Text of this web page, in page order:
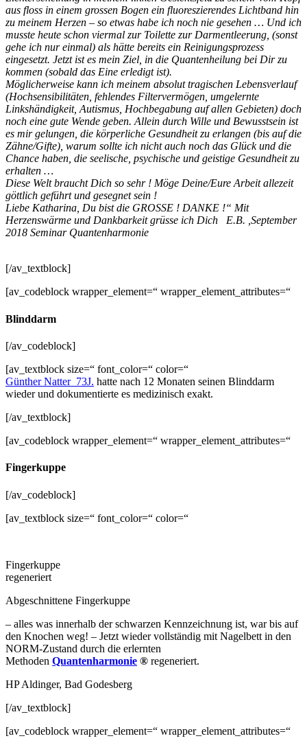
aus floss in einem grossen Bogen ein fluoreszierendes Lichtband hin
zu meinem Herzen – so etwas habe ich noch nie gesehen … Und ich
musste heute schon viermal zur Toilette zur Darmentleerung, (sonst
gehe ich nur einmal) als hätte bereits ein Reinigungsprozess
eingesetzt. Jetzt ist es mein Ziel, in die Quantenheilung bei Dir zu
kommen (sobald das Eine erledigt ist).
Möglicherweise kann ich meinem absolut tragischen Lebensverlauf
(Hochsensibilitäten, fehlendes Filtervermögen, umgelernte
Linkshändigkeit, Autismus, Hochbegabung auf allen Gebieten) doch
noch eine gute Wende geben. Allein durch Wille und Bewusstsein ist
es mir gelungen, die körperliche Gesundheit zu erlangen (bis auf die
Zähne/Gifte), warum sollte ich nicht auch noch das Glück und die
Chance haben, die seelische, psychische und geistige Gesundheit zu
erhalten …
Diese Welt braucht Dich so sehr ! Möge Deine/Eure Arbeit allezeit
göttlich geführt und gesegnet sein !
Liebe Katharina, Du bist die GROSSE ! DANKE !“ Mit
Herzenswärme und Dankbarkeit grüsse ich Dich E.B. ,September
2018 Seminar Quantenharmonie
[/av_textblock]
[av_codeblock wrapper_element=“ wrapper_element_attributes=“
Blinddarm
[/av_codeblock]
[av_textblock size=“ font_color=“ color=“
Günther Natter 73J. hatte nach 12 Monaten seinen Blinddarm
wieder und dokumentierte es medizinisch exakt.
[/av_textblock]
[av_codeblock wrapper_element=“ wrapper_element_attributes=“
Fingerkuppe
[/av_codeblock]
[av_textblock size=“ font_color=“ color=“
Fingerkuppe
regeneriert
Abgeschnittene Fingerkuppe
– alles was innerhalb der schwarzen Kennzeichnung ist, war bis auf
den Knochen weg! – Jetzt wieder vollständig mit Nagelbett in den
NORM-Zustand durch die erlernten
Methoden Quantenharmonie ® regeneriert.
HP Aldinger, Bad Godesberg
[/av_textblock]
[av_codeblock wrapper_element=“ wrapper_element_attributes=“